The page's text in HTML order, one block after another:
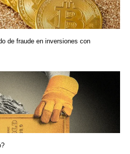
de fraude en inversiones con